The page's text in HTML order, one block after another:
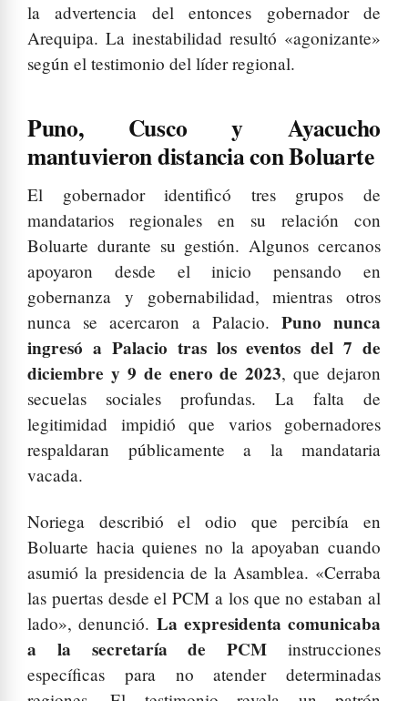
la advertencia del entonces gobernador de
Arequipa. La inestabilidad resultó «agonizante»
según el testimonio del líder regional.
Puno, Cusco y Ayacucho
mantuvieron distancia con Boluarte
El gobernador identificó tres grupos de
mandatarios regionales en su relación con
Boluarte durante su gestión. Algunos cercanos
apoyaron desde el inicio pensando en
gobernanza y gobernabilidad, mientras otros
nunca se acercaron a Palacio. Puno nunca
ingresó a Palacio tras los eventos del 7 de
diciembre y 9 de enero de 2023, que dejaron
secuelas sociales profundas. La falta de
legitimidad impidió que varios gobernadores
respaldaran públicamente a la mandataria
vacada.
Noriega describió el odio que percibía en
Boluarte hacia quienes no la apoyaban cuando
asumió la presidencia de la Asamblea. «Cerraba
las puertas desde el PCM a los que no estaban al
lado», denunció. La expresidenta comunicaba
a la secretaría de PCM instrucciones
específicas para no atender determinadas